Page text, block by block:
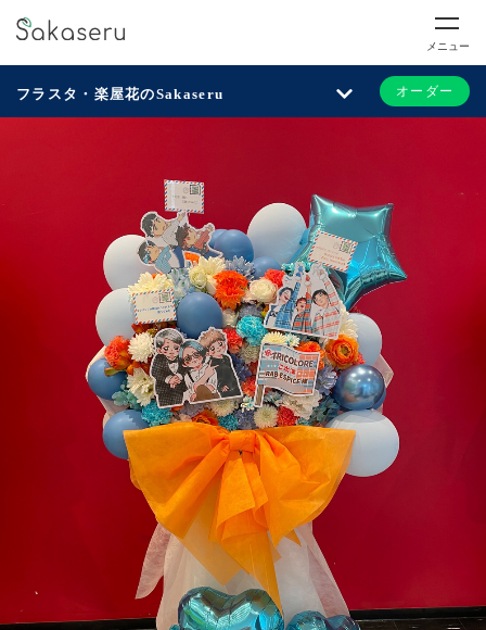
メニュー
フラスタ・楽屋花のSakaseru オーダー